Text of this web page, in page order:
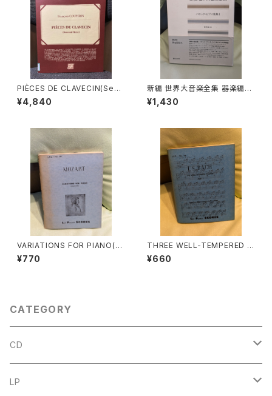
PIÈCES DE CLAVECIN(Seco
nd livre)【著者：François CO
UPERIN】出版社：EDITIONS
¥4,840
新編 世界大音楽全集 器楽編4
4 バロック・ピアノ曲集Ⅰ【編集：
浅香淳】出版社：音楽之友社 19
¥1,430
VARIATIONS FOR PIANO(C
OMPLETE)【著者：MOZART】
出版社：LEA POCKET SCOR
¥770
THREE WELL-TEMPERED C
LAVIER PART 1【著者：J.S.BA
CH】出版社：LEA POCKET SC
¥660
CATEGORY
CD
古楽
LP